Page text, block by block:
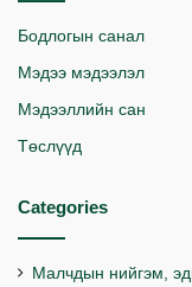
Бодлогын санал
Мэдээ мэдээлэл
Мэдээллийн сан
Төслүүд
Categories
Малчдын нийгэм,